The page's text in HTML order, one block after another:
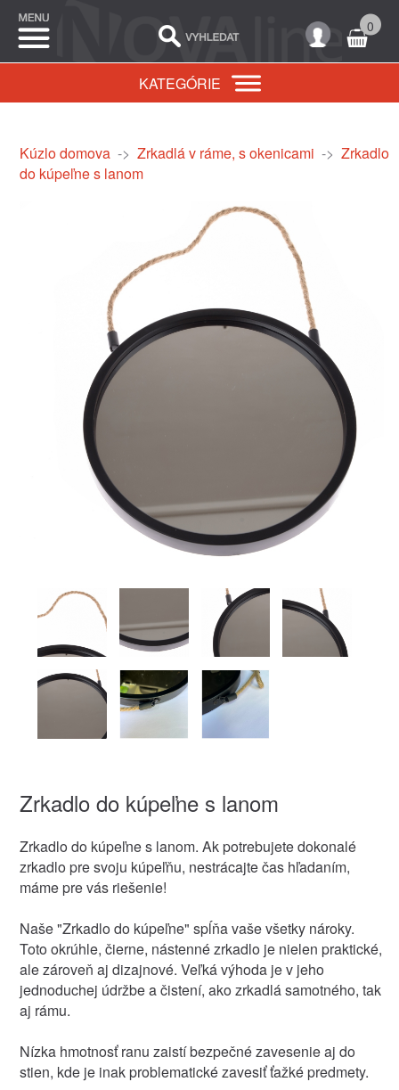
0
KATEGÓRIE
Kúzlo domova-> Zrkadlá v ráme, s okenicami -> Zrkadlo
do kúpeľne s lanom
Zrkadlo do kúpeľne s lanom
Zrkadlo do kúpeľne s lanom. Ak potrebujete dokonalé
zrkadlo pre svoju kúpeľňu, nestrácajte čas hľadaním,
máme pre vás riešenie!
Naše "Zrkadlo do kúpeľne" spĺňa vaše všetky nároky.
Toto okrúhle, čierne, nástenné zrkadlo je nielen praktické,
ale zároveň aj dizajnové. Veľká výhoda je v jeho
jednoduchej údržbe a čistení, ako zrkadlá samotného, tak
aj rámu.
Nízka hmotnosť ranu zaistí bezpečné zavesenie aj do
stien, kde je inak problematické zavesiť ťažké predmety.